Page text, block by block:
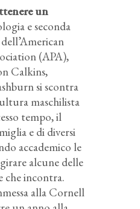
un
e seconda
(APA),
Calkins,
si scontra
maschilista
tempo, il
e di diversi
accademico le
alcune delle
che incontra.
alla Cornell